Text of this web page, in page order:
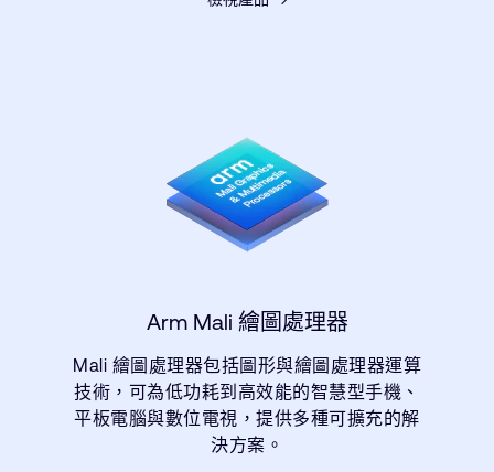
Arm Mali 繪圖處理器
Mali 繪圖處理器包括圖形與繪圖處理器運算
技術，可為低功耗到高效能的智慧型手機、
平板電腦與數位電視，提供多種可擴充的解
決方案。